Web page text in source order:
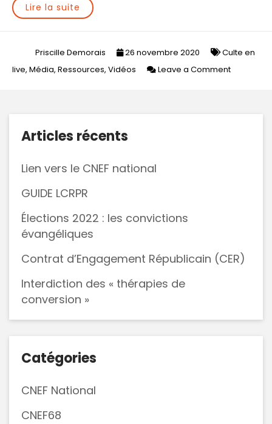
Lire la suite
Priscille Demorais 26 novembre 2020
Culte en
live, Média, Ressources, Vidéos Leave a Commenton
Articles récents
Lien vers le CNEF national
GUIDE LCRPR
Élections 2022 : les convictions
évangéliques
Contrat d’Engagement Républicain (CER)
Interdiction des « thérapies de
conversion »
Catégories
CNEF National
CNEF68